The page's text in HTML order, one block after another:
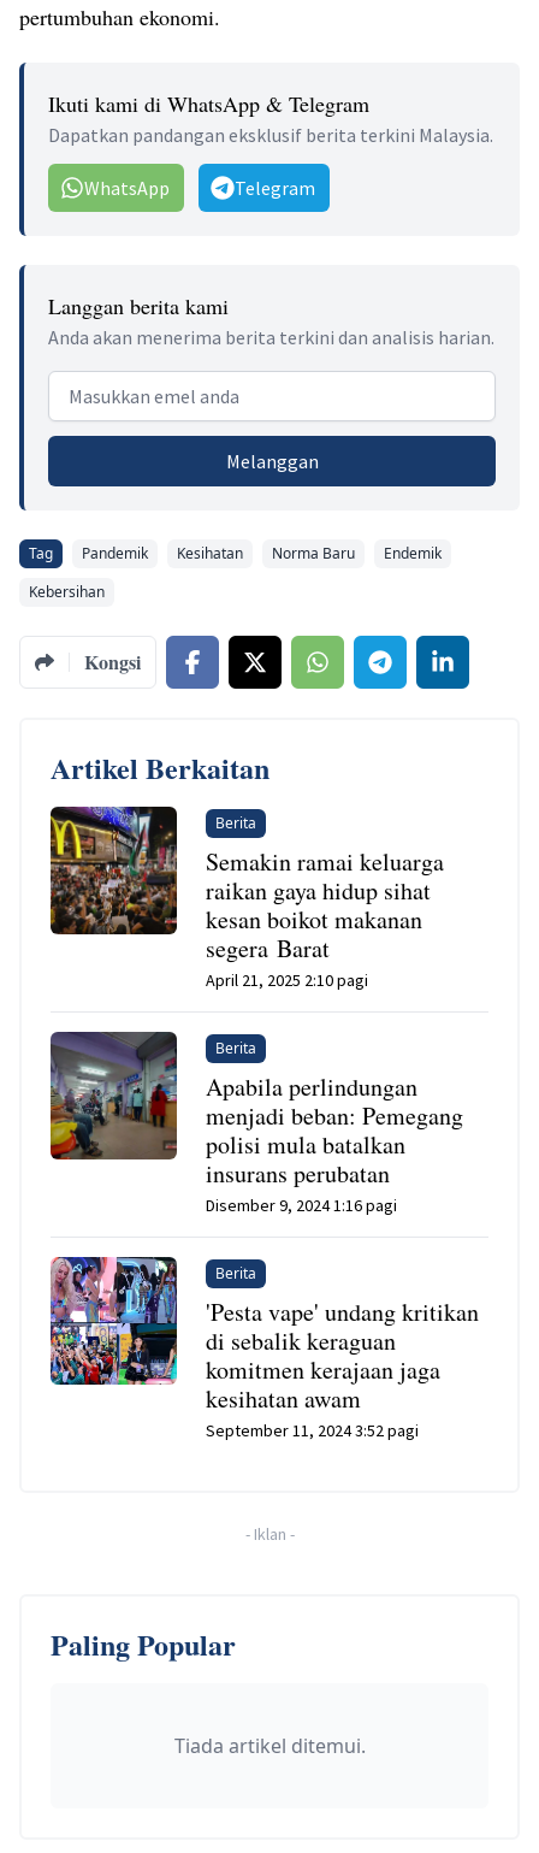
pertumbuhan ekonomi.
Ikuti kami di WhatsApp & Telegram
Dapatkan pandangan eksklusif berita terkini Malaysia.
WhatsApp Telegram
Langgan berita kami
Anda akan menerima berita terkini dan analisis harian.
Email address
Melanggan
Tag Pandemik Kesihatan Norma Baru
Endemik
Kebersihan
Kongsi
Artikel Berkaitan
Berita
Semakin ramai keluarga
raikan gaya hidup sihat
kesan boikot makanan
segera Barat
April 21, 2025 2:10 pagi
Berita
Apabila perlindungan
menjadi beban: Pemegang
polisi mula batalkan
insurans perubatan
Disember 9, 2024 1:16 pagi
Berita
'Pesta vape' undang kritikan
di sebalik keraguan
komitmen kerajaan jaga
kesihatan awam
September 11, 2024 3:52 pagi
- Iklan -
Paling Popular
Tiada artikel ditemui.